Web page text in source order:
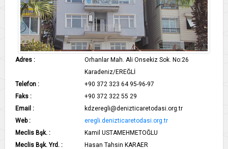
Adres :
Orhanlar Mah. Ali Onsekiz Sok. No:26
Karadeniz/EREĞLİ
Telefon :
+90 372 323 64 95-96-97
Faks :
+90 372 322 55 29
Email :
kdzeregli@denizticaretodasi.org.tr
Web :
eregli.denizticaretodasi.org.tr
Meclis Bşk. :
Kamil USTAMEHMETOĞLU
Meclis Bşk. Yrd. :
Hasan Tahsin KARAER